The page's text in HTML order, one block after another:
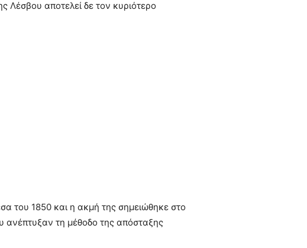
Λέσβου αποτελεί δε τον κυριότερο
του 1850 και η ακμή της σημειώθηκε στο
ανέπτυξαν τη μέθοδο της απόσταξης